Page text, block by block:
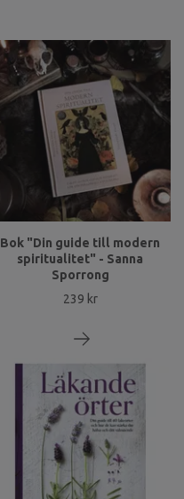
Bok "Din guide till modern
spiritualitet" - Sanna
Sporrong
239 kr